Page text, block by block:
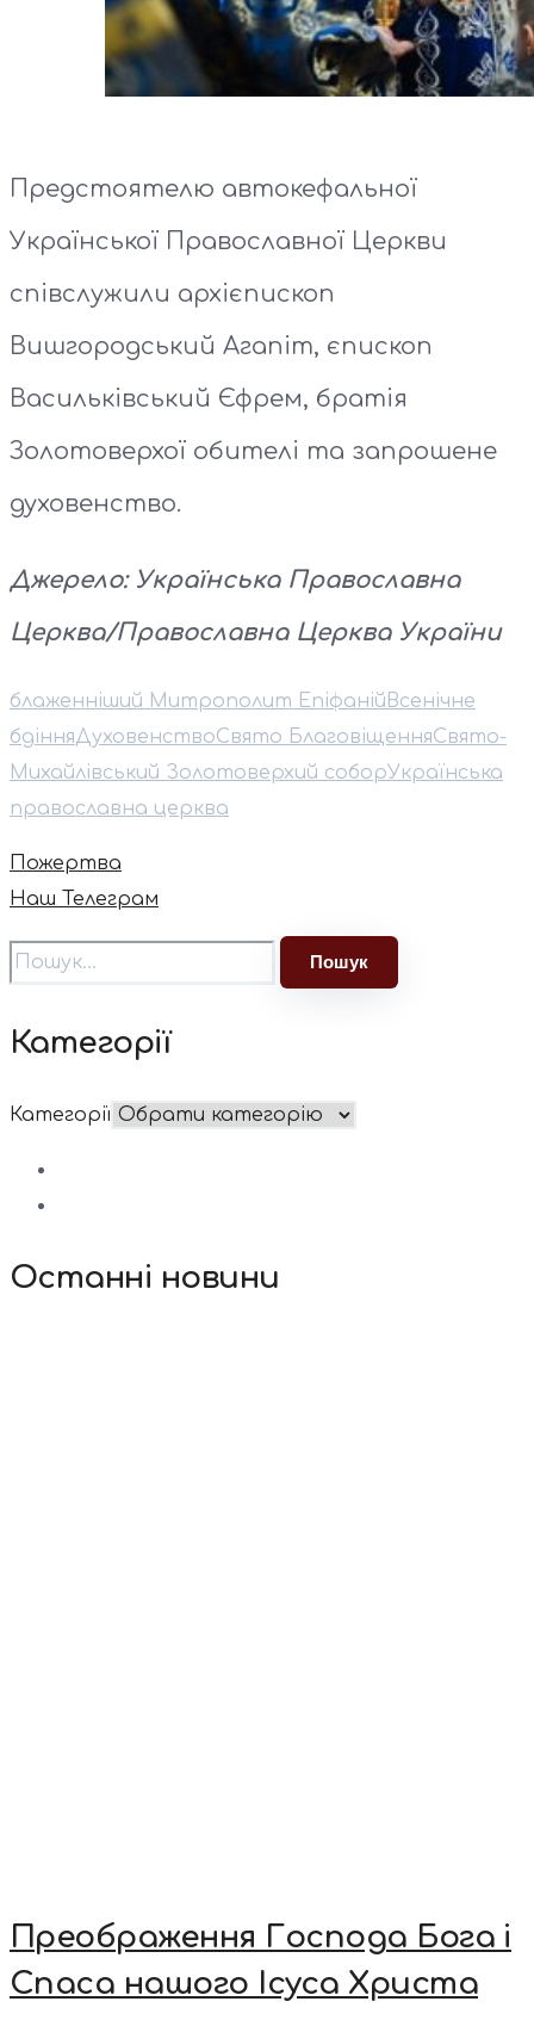
Предстоятелю автокефальної
Української Православної Церкви
співслужили архієпископ
Вишгородський Агапіт, єпископ
Васильківський Єфрем, братія
Золотоверхої обителі та запрошене
духовенство.
Джерело: Українська Правoславна
Церква/Православна Церква України
блаженніший Митрополит Епіфаній Всенічне
бдінняДуховенствоСвято БлаговіщенняСвято-
Михайлівський Золотоверхий соборУкраїнська
православна церква
Пожертва
Наш Телеграм
Категорії
Категорії
Останні новини
Преображення Господа Бога і
Спаса нашого Ісуса Христа